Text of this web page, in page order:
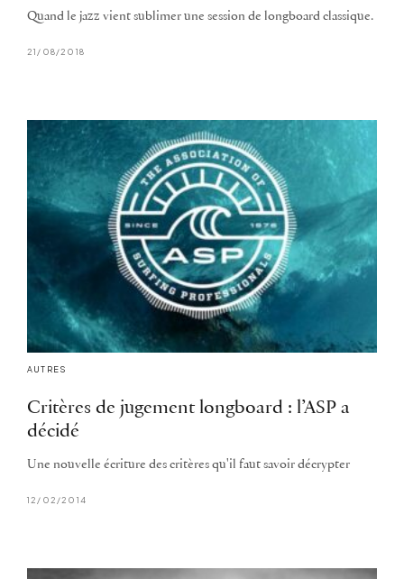
Quand le jazz vient sublimer une session de longboard classique.
21/08/2018
AUTRES
Critères de jugement longboard : l’ASP a
décidé
Une nouvelle écriture des critères qu'il faut savoir décrypter
12/02/2014